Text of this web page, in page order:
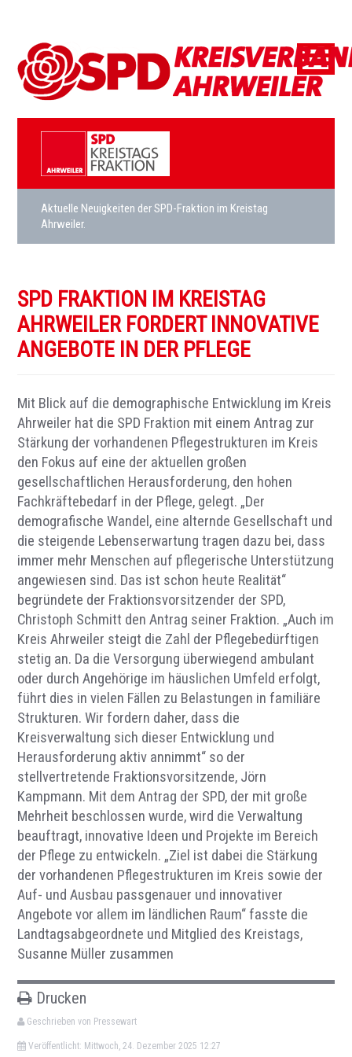
Aktuelle Neuigkeiten der SPD-Fraktion im Kreistag
Ahrweiler.
SPD FRAKTION IM KREISTAG
AHRWEILER FORDERT INNOVATIVE
ANGEBOTE IN DER PFLEGE
Mit Blick auf die demographische Entwicklung im Kreis
Ahrweiler hat die SPD Fraktion mit einem Antrag zur
Stärkung der vorhandenen Pflegestrukturen im Kreis
den Fokus auf eine der aktuellen großen
gesellschaftlichen Herausforderung, den hohen
Fachkräftebedarf in der Pflege, gelegt. „Der
demografische Wandel, eine alternde Gesellschaft und
die steigende Lebenserwartung tragen dazu bei, dass
immer mehr Menschen auf pflegerische Unterstützung
angewiesen sind. Das ist schon heute Realität“
begründete der Fraktionsvorsitzender der SPD,
Christoph Schmitt den Antrag seiner Fraktion. „Auch im
Kreis Ahrweiler steigt die Zahl der Pflegebedürftigen
stetig an. Da die Versorgung überwiegend ambulant
oder durch Angehörige im häuslichen Umfeld erfolgt,
führt dies in vielen Fällen zu Belastungen in familiäre
Strukturen. Wir fordern daher, dass die
Kreisverwaltung sich dieser Entwicklung und
Herausforderung aktiv annimmt“ so der
stellvertretende Fraktionsvorsitzende, Jörn
Kampmann. Mit dem Antrag der SPD, der mit große
Mehrheit beschlossen wurde, wird die Verwaltung
beauftragt, innovative Ideen und Projekte im Bereich
der Pflege zu entwickeln. „Ziel ist dabei die Stärkung
der vorhandenen Pflegestrukturen im Kreis sowie der
Auf- und Ausbau passgenauer und innovativer
Angebote vor allem im ländlichen Raum“ fasste die
Landtagsabgeordnete und Mitglied des Kreistags,
Susanne Müller zusammen
Drucken
Geschrieben von Pressewart
Veröffentlicht: Mittwoch, 24. Dezember 2025 12:27